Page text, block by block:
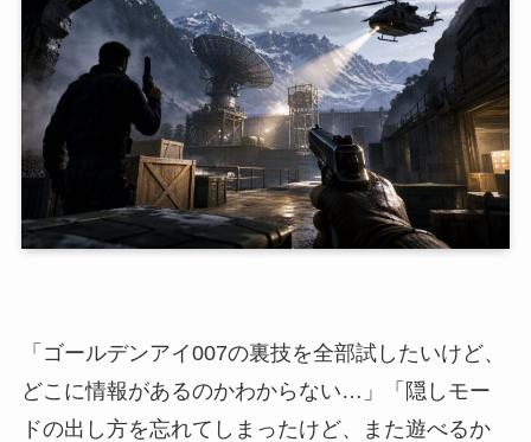
「ゴールデンアイ007の裏技を全部試したいけど、
どこに情報があるのかわからない…」「隠しモー
ドの出し方を忘れてしまったけど、また遊べるか